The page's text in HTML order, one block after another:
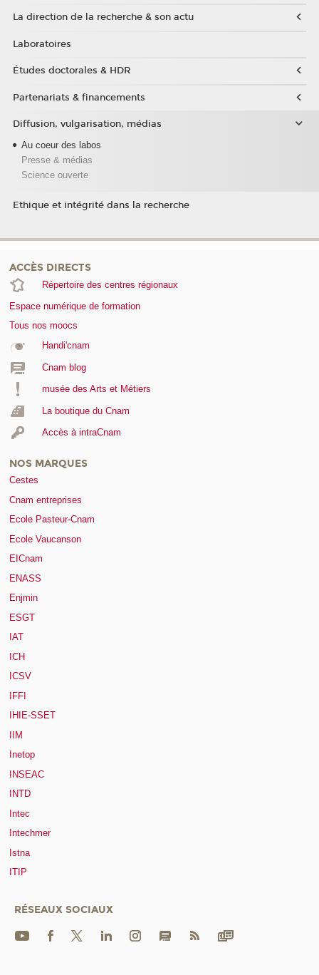
La direction de la recherche & son actu
Laboratoires
Études doctorales & HDR
Partenariats & financements
Diffusion, vulgarisation, médias
Au coeur des labos
Presse & médias
Science ouverte
Ethique et intégrité dans la recherche
ACCÈS DIRECTS
Répertoire des centres régionaux
Espace numérique de formation
Tous nos moocs
Handi'cnam
Cnam blog
musée des Arts et Métiers
La boutique du Cnam
Accès à intraCnam
NOS MARQUES
Cestes
Cnam entreprises
Ecole Pasteur-Cnam
Ecole Vaucanson
EICnam
ENASS
Enjmin
ESGT
IAT
ICH
ICSV
IFFI
IHIE-SSET
IIM
Inetop
INSEAC
INTD
Intec
Intechmer
Istna
ITIP
RÉSEAUX SOCIAUX